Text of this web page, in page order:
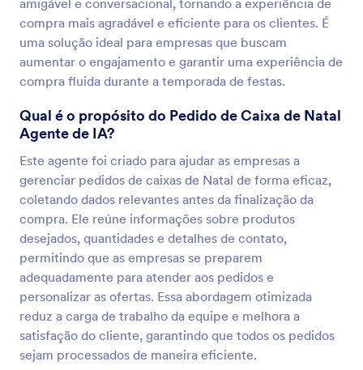
amigável e conversacional, tornando a experiência de
compra mais agradável e eficiente para os clientes. É
uma solução ideal para empresas que buscam
aumentar o engajamento e garantir uma experiência de
compra fluida durante a temporada de festas.
Qual é o propósito do Pedido de Caixa de Natal
Agente de IA?
Este agente foi criado para ajudar as empresas a
gerenciar pedidos de caixas de Natal de forma eficaz,
coletando dados relevantes antes da finalização da
compra. Ele reúne informações sobre produtos
desejados, quantidades e detalhes de contato,
permitindo que as empresas se preparem
adequadamente para atender aos pedidos e
personalizar as ofertas. Essa abordagem otimizada
reduz a carga de trabalho da equipe e melhora a
satisfação do cliente, garantindo que todos os pedidos
sejam processados de maneira eficiente.